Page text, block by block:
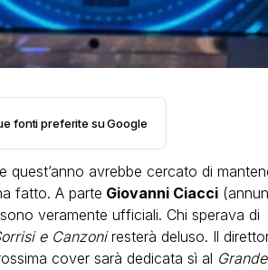
fonti preferite su Google
quest’anno avrebbe cercato di
fatto. A parte Giovanni Ciacci
veramente ufficiali. Chi sperava di
e Canzoniresterà deluso. Il
cover sarà dedicata sì al Grande
LGBT